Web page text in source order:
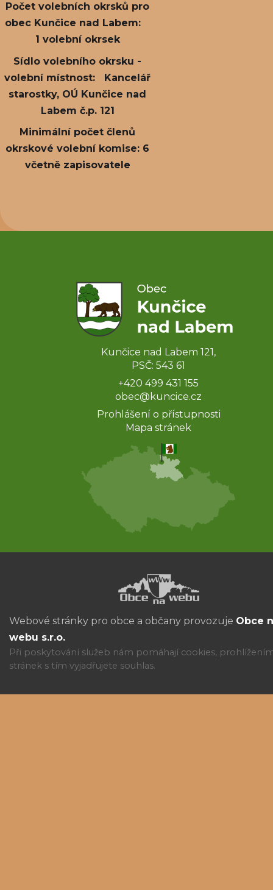
Počet volebních okrsků pro
obec Kunčice nad Labem:
1 volební okrsek
Sídlo volebního okrsku -
volební místnost: Kancelář
starostky, OÚ Kunčice nad
Labem č.p. 121
Minimální počet členů
okrskové volební komise: 6
včetně zapisovatele
Kunčice nad Labem 121,
PSČ: 543 61
+420 499 431 155
obec@kuncice.cz
Prohlášení o přístupnosti
Mapa stránek
Webové stránky pro obce a občany provozuje Obce
webu s.r.o.
Při poskytování služeb nám pomáhají cookies,
stránek s tím vyjadřujete souhlas.